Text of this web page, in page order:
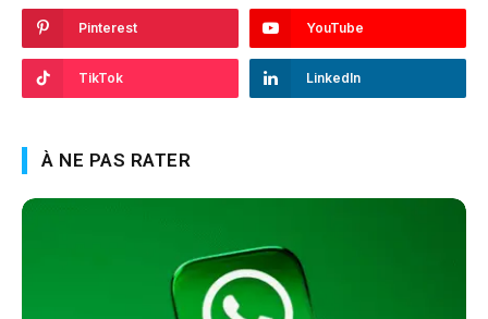
Pinterest YouTube
TikTok LinkedIn
À NE PAS RATER